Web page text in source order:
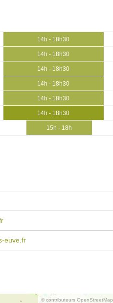
14h - 18h30
14h - 18h30
14h - 18h30
14h - 18h30
14h - 18h30
14h - 18h30
15h - 18h
euve.fr
© contributeurs OpenStreetMap